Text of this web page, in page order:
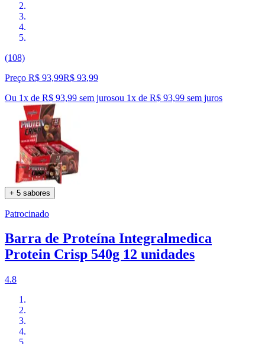
(108)
Preço R$ 93,99R$ 93,99
Ou 1x de R$ 93,99 sem jurosou 1x de R$ 93,99 sem juros
+ 5 sabores
Patrocinado
Barra de Proteína Integralmedica
Protein Crisp 540g 12 unidades
4.8